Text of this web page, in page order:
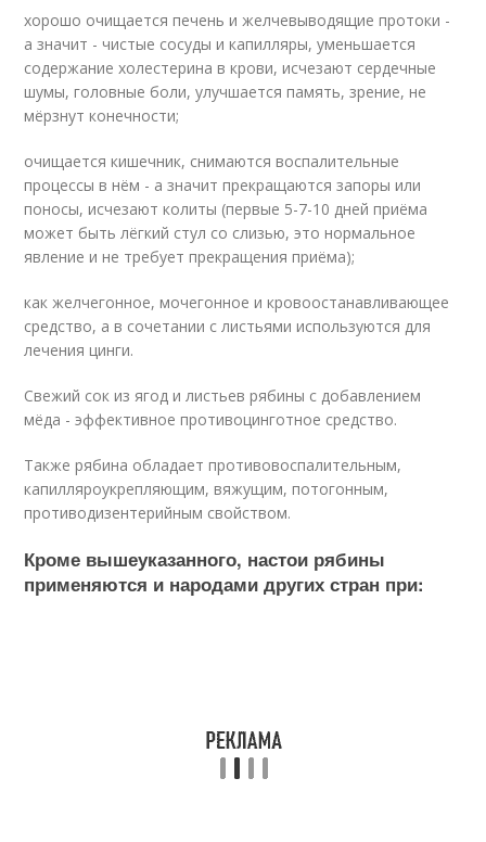
хорошо очищается печень и желчевыводящие протоки -
а значит - чистые сосуды и капилляры, уменьшается
содержание холестерина в крови, исчезают сердечные
шумы, головные боли, улучшается память, зрение, не
мёрзнут конечности;
очищается кишечник, снимаются воспалительные
процессы в нём - а значит прекращаются запоры или
поносы, исчезают колиты (первые 5-7-10 дней приёма
может быть лёгкий стул со слизью, это нормальное
явление и не требует прекращения приёма);
как желчегонное, мочегонное и кровоостанавливающее
средство, а в сочетании с листьями используются для
лечения цинги.
Свежий сок из ягод и листьев рябины с добавлением
мёда - эффективное противоцинготное средство.
Также рябина обладает противовоспалительным,
капилляроукрепляющим, вяжущим, потогонным,
противодизентерийным свойством.
Кроме вышеуказанного, настои рябины
применяются и народами других стран при: